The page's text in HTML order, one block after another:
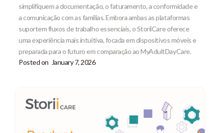
simplifiquem a documentação, o faturamento, a conformidade e
a comunicação com as famílias. Embora ambas as plataformas
suportem fluxos de trabalho essenciais, o StoriiCare oferece
uma experiência mais intuitiva, focada em dispositivos móveis e
preparada para o futuro em comparação ao MyAdultDayCare.
Posted on January 7, 2026